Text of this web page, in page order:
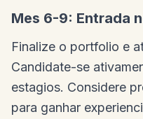
Mes 6-9: Entrada
Finalize o portfolio e
Candidate-se
estagios. Considere
para ganhar